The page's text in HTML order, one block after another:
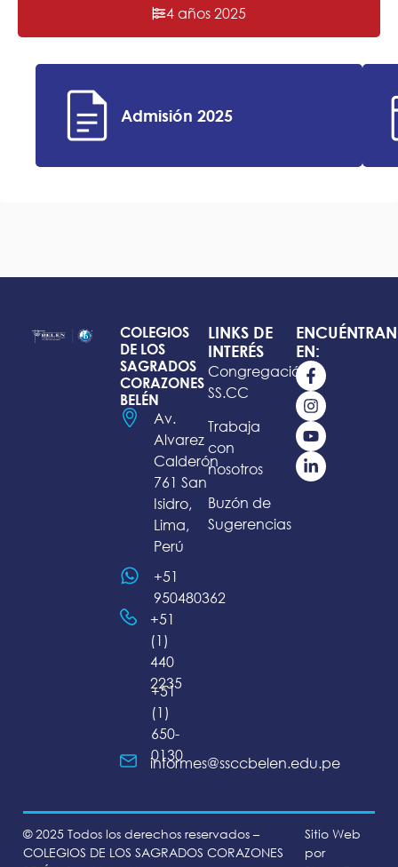
4 años 2025
Admisión 2025
COLEGIOS
DE LOS
SAGRADOS
CORAZONES
BELÉN
Av.
Alvarez
Calderón
761 San
Isidro,
Lima,
Perú
+51
950480362
+51
(1)
440
2235
+51
(1)
650-
0130
informes@ssccbelen.edu.pe
LINKS DE
INTERÉS
Congregación
SS.CC
Trabaja
con
nosotros
Buzón de
Sugerencias
EN:
© 2025 Todos los derechos reservados –
COLEGIOS DE LOS SAGRADOS CORAZONES
Sitio Web
por